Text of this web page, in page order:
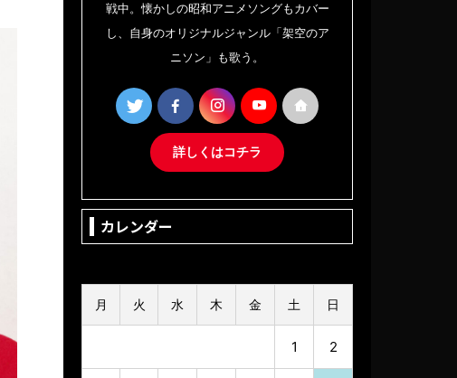
戦中。懐かしの昭和アニメソングもカバー
し、自身のオリジナルジャンル「架空のア
ニソン」も歌う。
詳しくはコチラ
カレンダー
月 火 水 木 金 土 日
1 2